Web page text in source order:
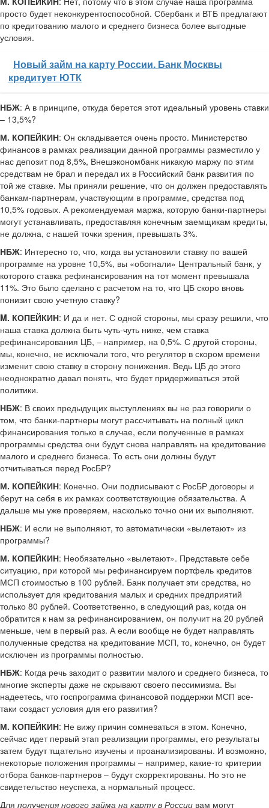
просто будет неконкурентоспособной. Сбербанк и ВТБ предлагают
по кредитованию малого и среднего бизнеса более выгодные
условия.
Новый займ на карту России. Банк Москвы
кредитует ЮТК
НБЖ: А в принципе, откуда берется этот идеальный уровень ставки
– 13,5%?
М. КОПЕЙКИН: Он складывается очень просто. Министерство
финансов в рамках реализации данной программы разместило у
нас депозит под 8,5%, Внешэкономбанк никакую маржу по этим
средствам не брал и передал их в Российский банк развития по
той же ставке. Мы приняли решение, что он должен предоставлять
банкам-партнерам, участвующим в программе, средства под
10,5% годовых. А рекомендуемая маржа, которую банки-партнеры
могут устанавливать, предоставляя конечным заемщикам кредиты,
не должна, с нашей точки зрения, превышать 3%.
НБЖ: Интересно то, что, когда вы установили ставку по вашей
программе на уровне 10,5%, вы «обогнали» Центральный банк, у
которого ставка рефинансирования на тот момент превышала
11%. Это было сделано с расчетом на то, что ЦБ скоро вновь
понизит свою учетную ставку?
M. КОПЕЙКИН: И да и нет. С одной стороны, мы сразу решили, что
наша ставка должна быть чуть-чуть ниже, чем ставка
рефинансирования ЦБ, – например, на 0,5%. С другой стороны,
мы, конечно, не исключали того, что регулятор в скором времени
изменит свою ставку в сторону понижения. Ведь ЦБ до этого
неоднократно давал понять, что будет придерживаться этой
политики.
НБЖ: В своих предыдущих выступлениях вы не раз говорили о
том, что банки-партнеры могут рассчитывать на полный цикл
финансирования только в случае, если полученные в рамках
программы средства они будут снова направлять на кредитование
малого и среднего бизнеса. То есть они должны будут
отчитываться перед РосБР?
М. КОПЕЙКИН: Конечно. Они подписывают с РосБР договоры и
берут на себя в их рамках соответствующие обязательства. А
дальше мы уже проверяем, насколько точно они их выполняют.
НБЖ: И если не выполняют, то автоматически «вылетают» из
программы?
М. КОПЕЙКИН: Необязательно «вылетают». Представьте себе
ситуацию, при которой мы рефинансируем портфель кредитов
МСП стоимостью в 100 рублей. Банк получает эти средства, но
использует для кредитования малых и средних предприятий
только 80 рублей. Соответственно, в следующий раз, когда он
обратится к нам за рефинансированием, он получит на 20 рублей
меньше, чем в первый раз. А если вообще не будет направлять
полученные средства на кредитование МСП, то, конечно, он будет
исключен из программы полностью.
НБЖ: Когда речь заходит о развитии малого и среднего бизнеса, то
многие эксперты даже не скрывают своего пессимизма. Вы
надеетесь, что госпрограмма финансовой поддержки МСП все-
таки создаст условия для его развития?
М. КОПЕЙКИН: Не вижу причин сомневаться в этом. Конечно,
сейчас идет первый этап реализации программы, его результаты
затем будут тщательно изучены и проанализированы. И возможно,
некоторые положения программы – например, какие-то критерии
отбора банков-партнеров – будут скорректированы. Но это не
свидетельство неуспеха, а нормальный процесс.
Для получения нового займа на карту в России вам могут